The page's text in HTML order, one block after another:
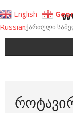
to
contentქართული
English
Russian